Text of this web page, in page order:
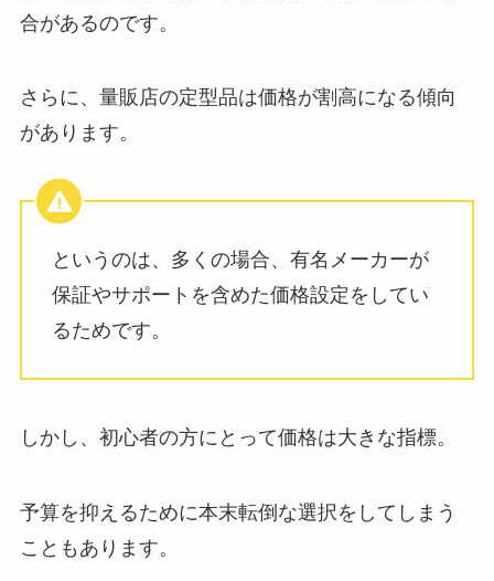
合があるのです。
さらに、量販店の定型品は価格が割高になる傾向
があります。
というのは、多くの場合、有名メーカーが
保証やサポートを含めた価格設定をしてい
るためです。
しかし、初心者の方にとって価格は大きな指標。
予算を抑えるために本末転倒な選択をしてしまう
こともあります。